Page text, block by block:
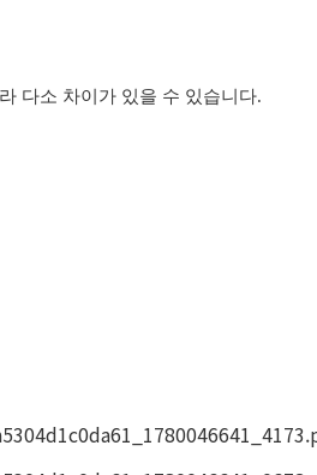
다소 차이가 있을 수 있습니다.